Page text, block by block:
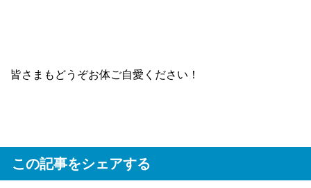
皆さまもどうぞお体ご自愛ください！
この記事をシェアする